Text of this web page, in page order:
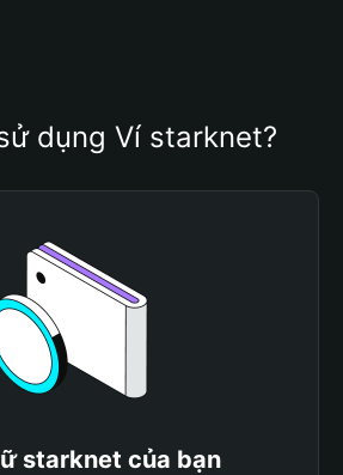
dụng Ví starknet?
starknet của bạn